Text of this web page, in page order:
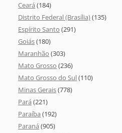
Ceará (184)
Distrito Federal (Brasília)(135)
Espírito Santo (291)
Goiás(180)
Maranhão (303)
Mato Grosso (236)
Mato Grosso do Sul(110)
Minas Gerais(778)
Pará (221)
Paraíba (192)
Paraná (905)